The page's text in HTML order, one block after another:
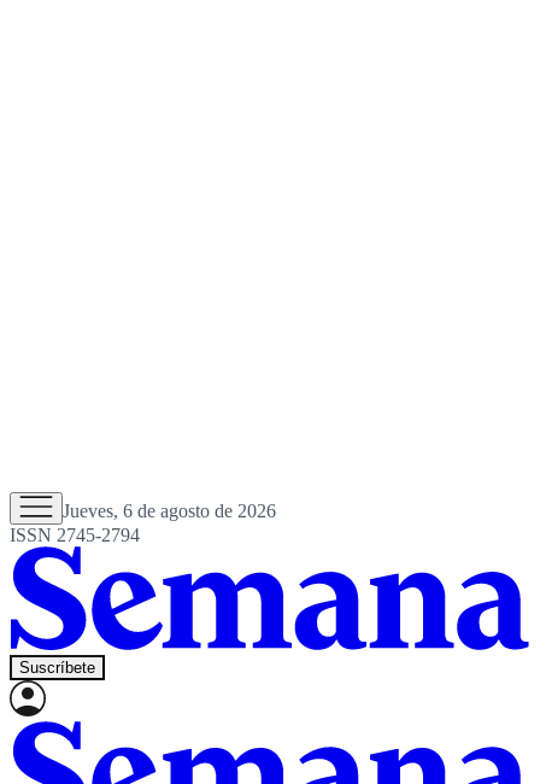
Jueves, 6 de agosto de 2026
ISSN 2745-2794
Suscríbete